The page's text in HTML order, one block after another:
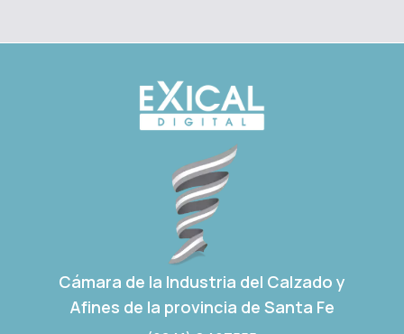
Cámara de la Industria del Calzado y
Afines de la provincia de Santa Fe